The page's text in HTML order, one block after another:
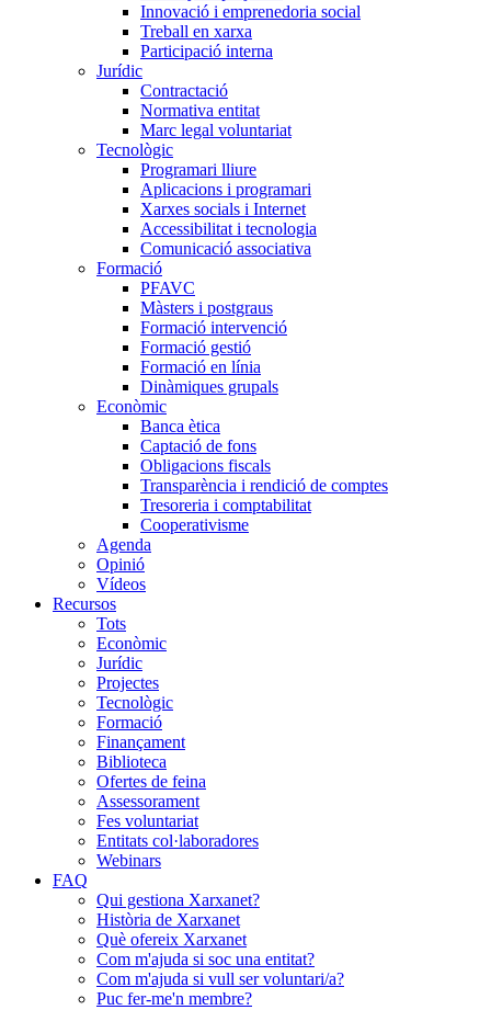
Innovació i emprenedoria social
Treball en xarxa
Participació interna
Jurídic
Contractació
Normativa entitat
Marc legal voluntariat
Tecnològic
Programari lliure
Aplicacions i programari
Xarxes socials i Internet
Accessibilitat i tecnologia
Comunicació associativa
Formació
PFAVC
Màsters i postgraus
Formació intervenció
Formació gestió
Formació en línia
Dinàmiques grupals
Econòmic
Banca ètica
Captació de fons
Obligacions fiscals
Transparència i rendició de comptes
Tresoreria i comptabilitat
Cooperativisme
Agenda
Opinió
Vídeos
Recursos
Tots
Econòmic
Jurídic
Projectes
Tecnològic
Formació
Finançament
Biblioteca
Ofertes de feina
Assessorament
Fes voluntariat
Entitats col·laboradores
Webinars
FAQ
Qui gestiona Xarxanet?
Història de Xarxanet
Què ofereix Xarxanet
Com m'ajuda si soc una entitat?
Com m'ajuda si vull ser voluntari/a?
Puc fer-me'n membre?